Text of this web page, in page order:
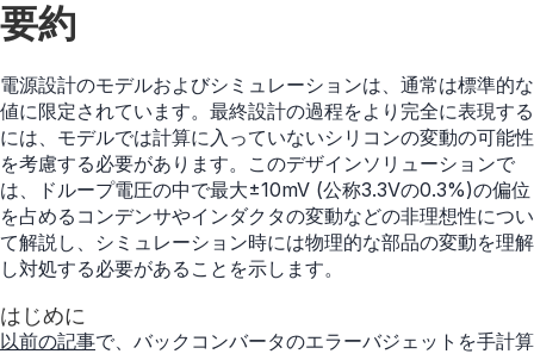
要約
電源設計のモデルおよびシミュレーションは、通常は標準的な
値に限定されています。最終設計の過程をより完全に表現する
には、モデルでは計算に入っていないシリコンの変動の可能性
を考慮する必要があります。このデザインソリューションで
は、ドループ電圧の中で最大±10mV (公称3.3Vの0.3%)の偏位
を占めるコンデンサやインダクタの変動などの非理想性につい
て解説し、シミュレーション時には物理的な部品の変動を理解
し対処する必要があることを示します。
はじめに
以前の記事で、バックコンバータのエラーバジェットを手計算